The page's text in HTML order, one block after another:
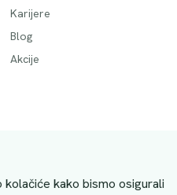
Karijere
Blog
Akcije
kako bismo osigurali